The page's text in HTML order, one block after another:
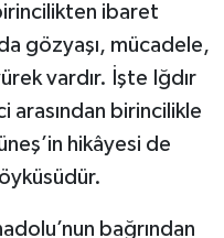
ibaret
gözyaşı, mücadele,
vardır. İşte Iğdır
arasından birincilikle
hikâyesi de
bağrından